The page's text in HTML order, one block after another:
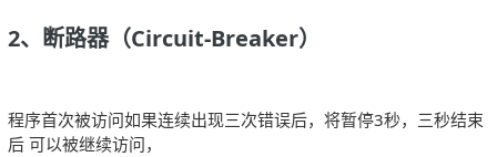
2、 断路器（Circuit-Breaker）
程序首次被访问如果连续出现三次错误后，将暂停3秒，三秒结束
后 可以被继续访问，